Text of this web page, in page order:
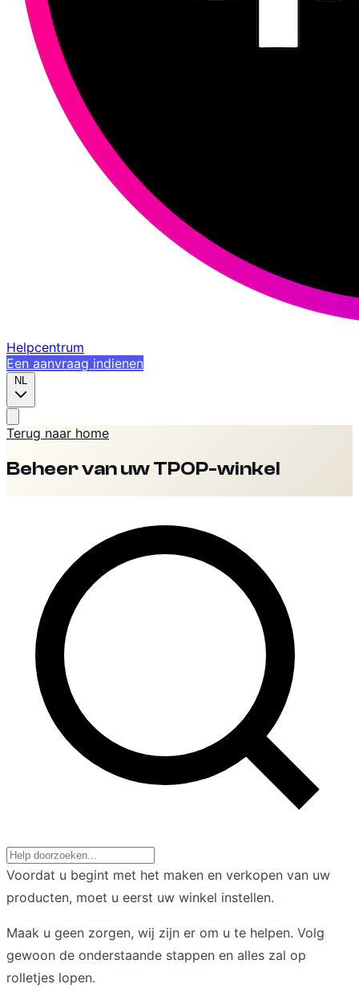
Helpcentrum
Een aanvraag indienen
NL
Terug naar home
Beheer van uw TPOP-winkel
Voordat u begint met het maken en verkopen van uw
producten, moet u eerst uw winkel instellen.
Maak u geen zorgen, wij zijn er om u te helpen. Volg
gewoon de onderstaande stappen en alles zal op
rolletjes lopen.